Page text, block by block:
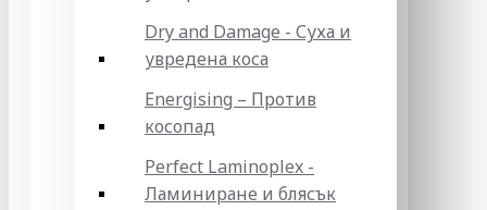
Dry and Damage - Суха и
увредена коса
Energising – Против
косопад
Perfect Laminoplex -
Ламиниране и блясък